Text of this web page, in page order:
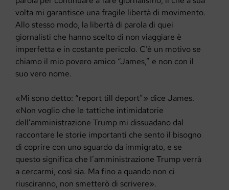
volta mi garantisce una fragile libertà di movimento.
Allo stesso modo, la libertà di parola di quei
giornalisti che hanno scelto di non viaggiare è
imperfetta e in costante pericolo. C’è un motivo se
chiamo il mio povero amico “James,” e non con il
suo vero nome.
«Mi sono detto: “report till deport”» dice James.
«Non voglio che le tattiche intimidatorie
dell’amministrazione Trump mi dissuadano dal
raccontare le storie importanti che sento il bisogno
di coprire con uno sguardo da immigrato, e se
questo significa che l’amministrazione Trump verrà
a cercarmi, così sia. Ma fino a quando non ci
riusciranno, non smetterò di scrivere».